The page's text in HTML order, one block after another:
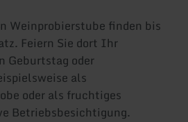
Weinprobierstube finden bis
Feiern Sie dort Ihr
Geburtstag oder
als
oder als fruchtiges
Betriebsbesichtigung.